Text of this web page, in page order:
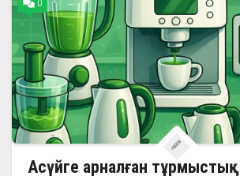
0
Асүйге арналған тұрмыстық